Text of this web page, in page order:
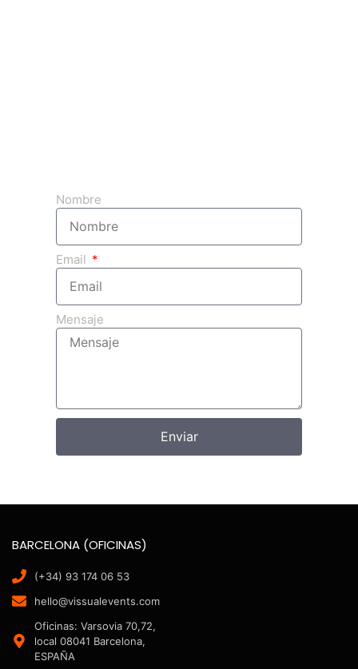
Nombre
Email
Mensaje
Enviar
BARCELONA (OFICINAS)
(+34) 93 174 06 53
hello@vissualevents.com
Oficinas: Varsovia 70,72,
local 08041 Barcelona,
ESPAÑA